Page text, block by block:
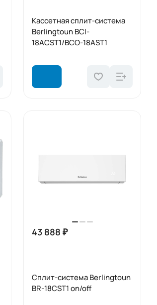
Кассетная сплит-система
Berlingtoun BCI-
18ACST1/BCO-18AST1
43 888 ₽
Сплит-система Berlingtoun
BR-18CST1 on/off